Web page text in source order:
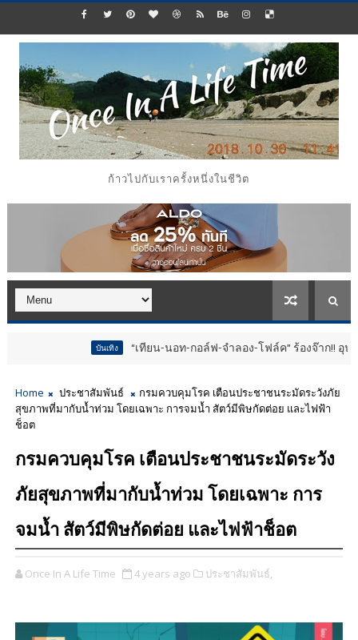
ก้าวไปกับเราครั้งหนึ่งในชีวิต
“เทียน-นอท-กอล์ฟ-จำลอง-โฟล์ค” ร้องจ๊าก!! อุปกรณ์ม่วนจ
Home ประชาสัมพันธ์
กรมควบคุมโรค เตือนประชาชนระมัดระวังภัย
สุขภาพที่มากับน้ำท่วม โดยเฉพาะ การจมน้ำ สัตว์มีพิษกัดต่อย และไฟฟ้า
ช็อต
กรมควบคุมโรค เตือนประชาชนระมัดระวัง
ภัยสุขภาพที่มากับน้ำท่วม โดยเฉพาะ การ
จมน้ำ สัตว์มีพิษกัดต่อย และไฟฟ้าช็อต
Once In A Life Time 4 years ago ประชาสัมพันธ์,